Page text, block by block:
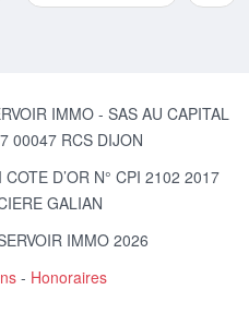
IMMO - SAS AU CAPITAL
00047 RCS DIJON
D’OR N° CPI 2102 2017
GALIAN
IMMO 2026
- Honoraires